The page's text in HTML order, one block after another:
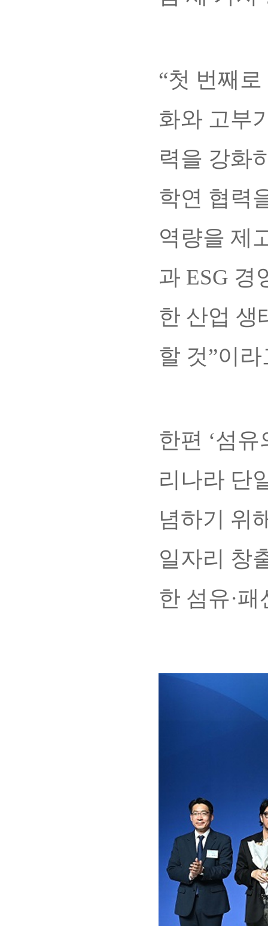
“첫 번째
화와 고부
력을 강화
학연 협력
역량을 제
과 ESG 경
한 산업 생
할 것”이
한편 ‘섬
리나라 단
념하기 위
일자리 창
한 섬유·